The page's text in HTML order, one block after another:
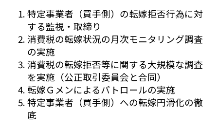
特定事業者（買手側）の転嫁拒否行為に対
する監視・取締り
消費税の転嫁状況の月次モニタリング調査
の実施
消費税の転嫁拒否等に関する大規模な調査
を実施（公正取引委員会と合同）
転嫁Ｇメンによるパトロールの実施
特定事業者（買手側）への転嫁円滑化の徹
底